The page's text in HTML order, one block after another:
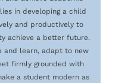
in developing a child
and productively to
achieve a better future.
and learn, adapt to new
firmly grounded with
a student modern as